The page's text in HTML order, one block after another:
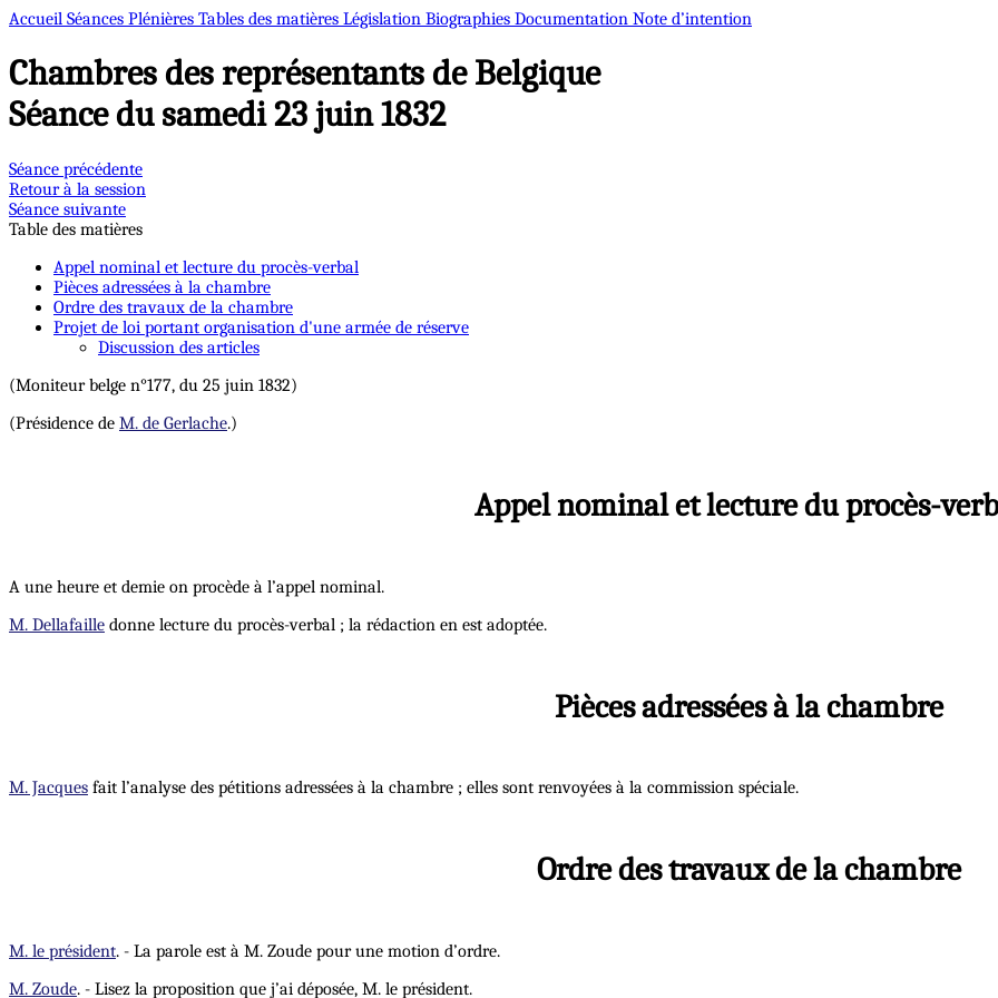
Accueil Séances Plénières Tables des matières Législation Biographies Documentation Note d’intention
Chambres des représentants de Belgique
Séance du samedi 23 juin 1832
Séance précédente
Retour à la session
Séance suivante
Table des matières
Appel nominal et lecture du procès-verbal
Pièces adressées à la chambre
Ordre des travaux de la chambre
Projet de loi portant organisation d'une armée de réserve
Discussion des articles
(Moniteur belge n°177, du 25 juin 1832)
(Présidence de M. de Gerlache.)
Appel nominal et lecture du procès-
A une heure et demie on procède à l’appel nominal.
M. Dellafaille donne lecture du procès-verbal ; la rédaction en est adoptée.
Pièces adressées à la chambre
M. Jacques fait l’analyse des pétitions adressées à la chambre ; elles sont renvoyées à la commission spéciale.
Ordre des travaux de la chambre
M. le président. - La parole est à M. Zoude pour une motion d’ordre.
M. Zoude. - Lisez la proposition que j’ai déposée, M. le président.